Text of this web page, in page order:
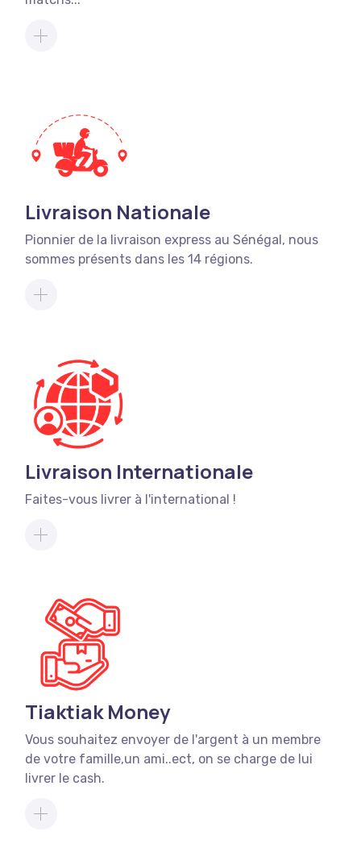
Livraison Nationale
Pionnier de la livraison express au Sénégal, nous
sommes présents dans les 14 régions.
Livraison Internationale
Faites-vous livrer à l'international !
Tiaktiak Money
Vous souhaitez envoyer de l'argent à un membre
de votre famille,un ami..ect, on se charge de lui
livrer le cash.